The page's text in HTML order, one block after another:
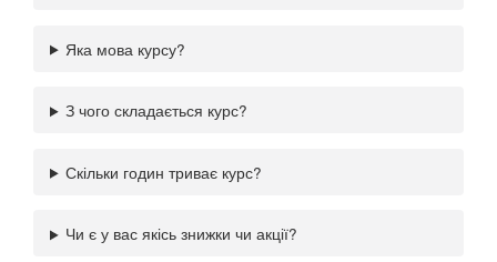
Яка мова курсу?
З чого складається курс?
Скільки годин триває курс?
Чи є у вас якісь знижки чи акції?